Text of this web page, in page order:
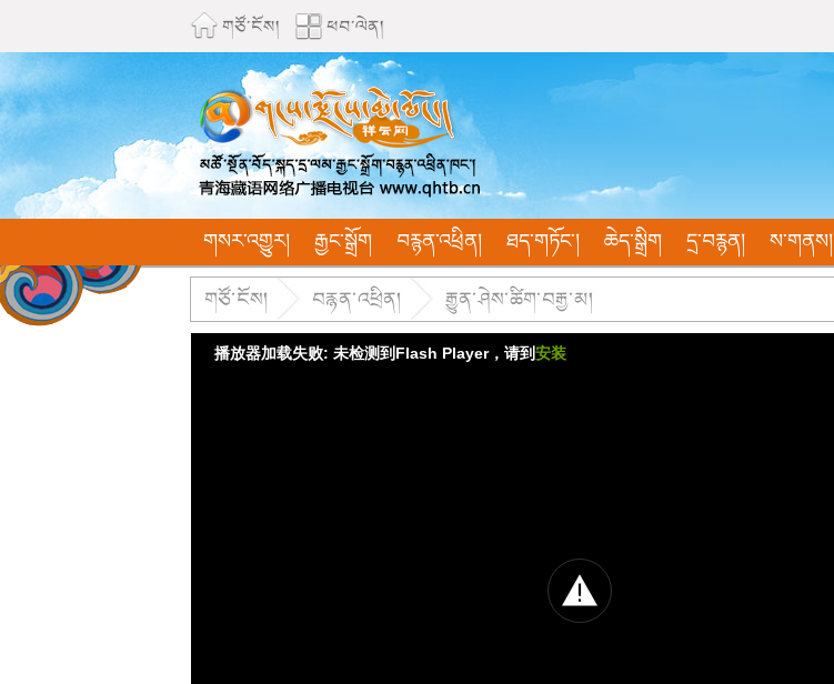
གཙོ་ངོས། ཕབ་ལེན།
གསར་འགྱུར། རྒྱང་སྒྲོག བརྙན་འཕྲིན། ཐད་གཏོང་། ཆེད་སྒྲིག དྲ་བརྙན། ས་གནས།
གཙོ་ངོས། བརྙན་འཕྲིན། རྒྱུན་ཤེས་ཚིག་བརྒྱ་མ།
播放器加载失败: 未检测到Flash Player，请到安装